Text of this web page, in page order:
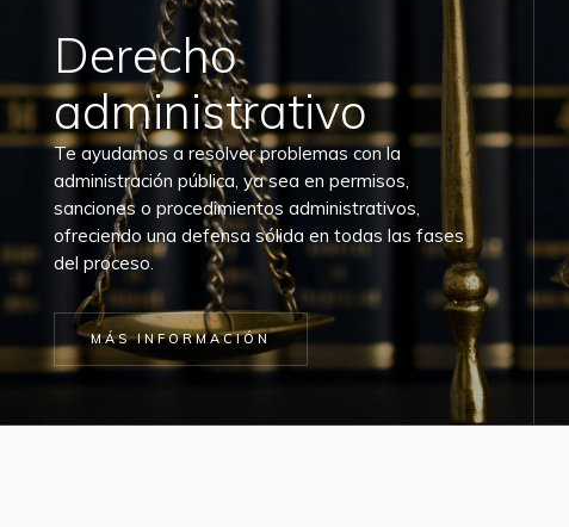
Derecho
administrativo
Te ayudamos a resolver problemas con la
administración pública, ya sea en permisos,
sanciones o procedimientos administrativos,
ofreciendo una defensa sólida en todas las fases
del proceso.
MÁS INFORMACIÓN